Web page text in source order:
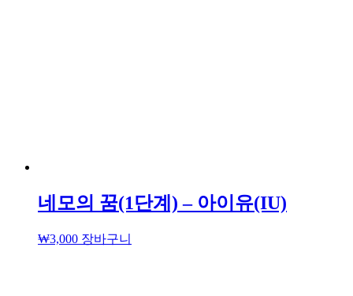
네모의 꿈(1단계) – 아이유(IU)
₩3,000 장바구니